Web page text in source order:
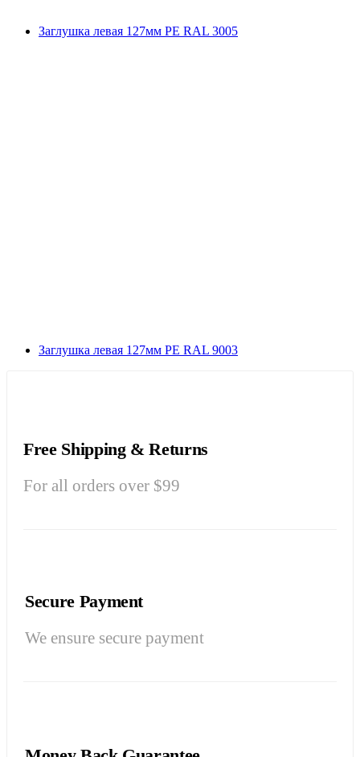
Заглушка левая 127мм РЕ RAL 3005
Заглушка левая 127мм РЕ RAL 9003
Free Shipping & Returns
For all orders over $99
Secure Payment
We ensure secure payment